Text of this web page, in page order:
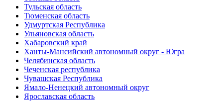
Тульская область
Тюменская область
Удмуртская Республика
Ульяновская область
Хабаровский край
Ханты-Мансийский автономный округ - Югра
Челябинская область
Чеченская республика
Чувашская Республика
Ямало-Ненецкий автономный округ
Ярославская область